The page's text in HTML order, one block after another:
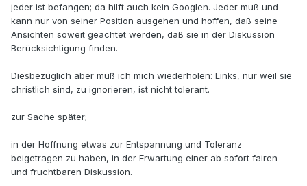
jeder ist befangen; da hilft auch kein Googlen. Jeder muß und
kann nur von seiner Position ausgehen und hoffen, daß seine
Ansichten soweit geachtet werden, daß sie in der Diskussion
Berücksichtigung finden.
Diesbezüglich aber muß ich mich wiederholen: Links, nur weil sie
christlich sind, zu ignorieren, ist nicht tolerant.
zur Sache später;
in der Hoffnung etwas zur Entspannung und Toleranz
beigetragen zu haben, in der Erwartung einer ab sofort fairen
und fruchtbaren Diskussion.